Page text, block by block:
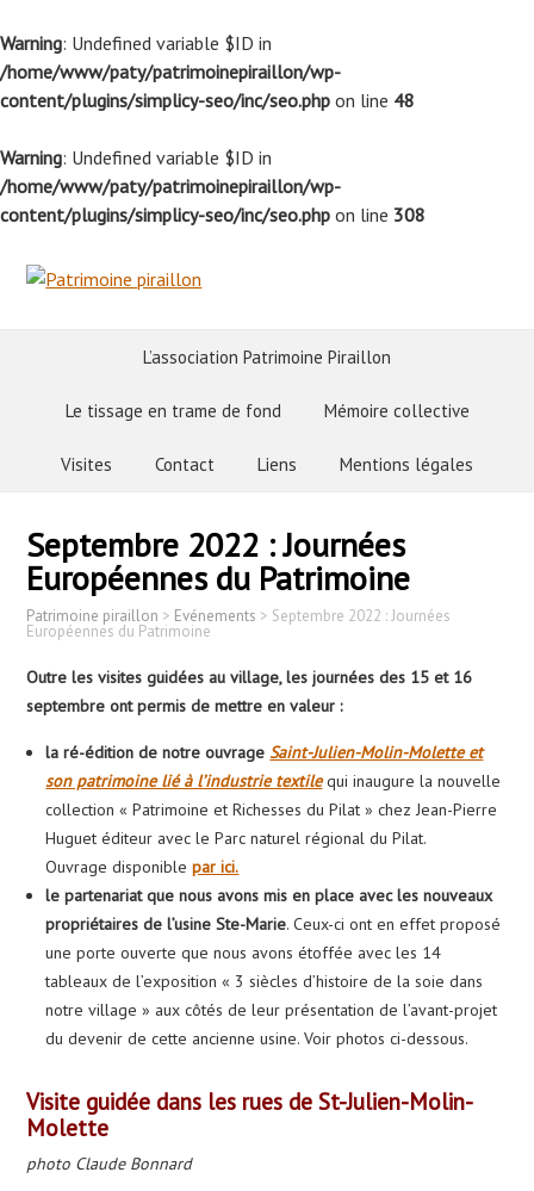
Warning: Undefined variable $ID in
/home/www/paty/patrimoinepiraillon/wp-
content/plugins/simplicy-seo/inc/seo.php on line 48
Warning: Undefined variable $ID in
/home/www/paty/patrimoinepiraillon/wp-
content/plugins/simplicy-seo/inc/seo.php on line 308
L’association Patrimoine Piraillon
Le tissage en trame de fond Mémoire collective
Visites Contact Liens Mentions légales
Septembre 2022 : Journées
Européennes du Patrimoine
Patrimoine piraillon > Evénements > Septembre 2022 : Journées
Européennes du Patrimoine
Outre les visites guidées au village, les journées des 15 et 16
septembre ont permis de mettre en valeur :
la ré-édition de notre ouvrageSaint-Julien-Molin-Molette et
son patrimoine lié à l’industrie textile qui inaugure la nouvelle
collection « Patrimoine et Richesses du Pilat » chez Jean-Pierre
Huguet éditeur avec le Parc naturel régional du Pilat.
Ouvrage disponiblepar ici.
le partenariat que nous avons mis en place avec les nouveaux
propriétaires de l’usine Ste-Marie. Ceux-ci ont en effet proposé
une porte ouverte que nous avons étoffée avec les 14
tableaux de l’exposition « 3 siècles d’histoire de la soie dans
notre village » aux côtés de leur présentation de l’avant-projet
du devenir de cette ancienne usine. Voir photos ci-dessous.
Visite guidée dans les rues de St-Julien-Molin-
Molette
photo Claude Bonnard